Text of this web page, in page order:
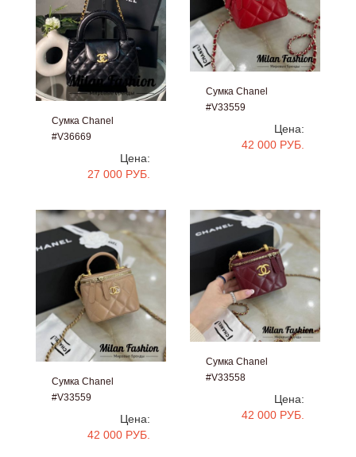
Сумка Chanel
#V36669
Цена:
27 000 РУБ.
Сумка Chanel
#V33559
Цена:
42 000 РУБ.
Сумка Chanel
#V33559
Цена:
42 000 РУБ.
Сумка Chanel
#V33558
Цена:
42 000 РУБ.